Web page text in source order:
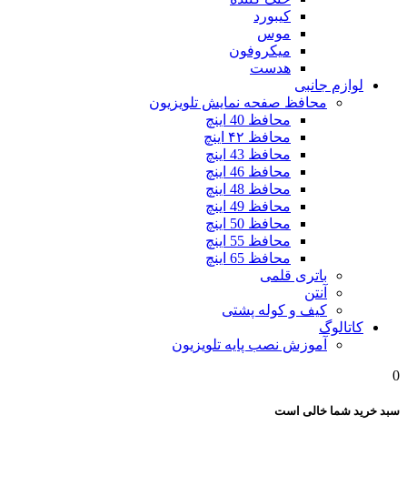
کیبورد
موس
میکروفون
هدست
لوازم جانبی
محافظ صفحه نمایش تلویزیون
محافظ 40 اینچ
محافظ ۴۲ اینچ
محافظ 43 اینچ
محافظ 46 اینچ
محافظ 48 اینچ
محافظ 49 اینچ
محافظ 50 اینچ
محافظ 55 اینچ
محافظ 65 اینچ
باتری قلمی
آنتن
کیف و کوله پشتی
کاتالوگ
آموزش نصب پایه تلویزیون
0
سبد خرید شما خالی است